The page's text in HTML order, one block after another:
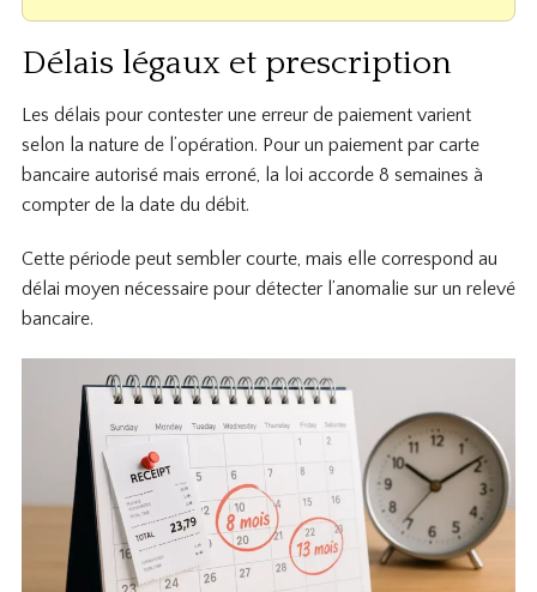
Délais légaux et prescription
Les délais pour contester une erreur de paiement varient
selon la nature de l’opération. Pour un paiement par carte
bancaire autorisé mais erroné, la loi accorde 8 semaines à
compter de la date du débit.
Cette période peut sembler courte, mais elle correspond au
délai moyen nécessaire pour détecter l’anomalie sur un relevé
bancaire.